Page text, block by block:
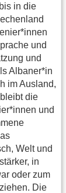
in die
und
und
Albaner*in
im Ausland,
die
und
Welt und
in
oder zum
Die